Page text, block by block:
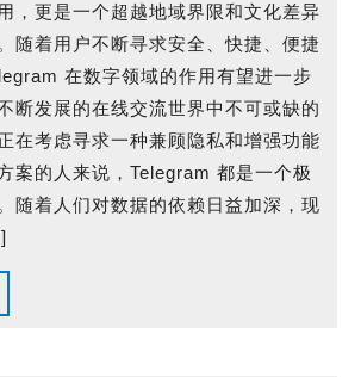
，更是一个超越地域界限和文化差异
随着用户不断寻求安全、快捷、便捷
在数字领域的作用有望进一步
断发展的在线交流世界中不可或缺的
在考虑寻求一种兼顾隐私和增强功能
案的人来说，Telegram 都是一个极
随着人们对数据的依赖日益加深，现